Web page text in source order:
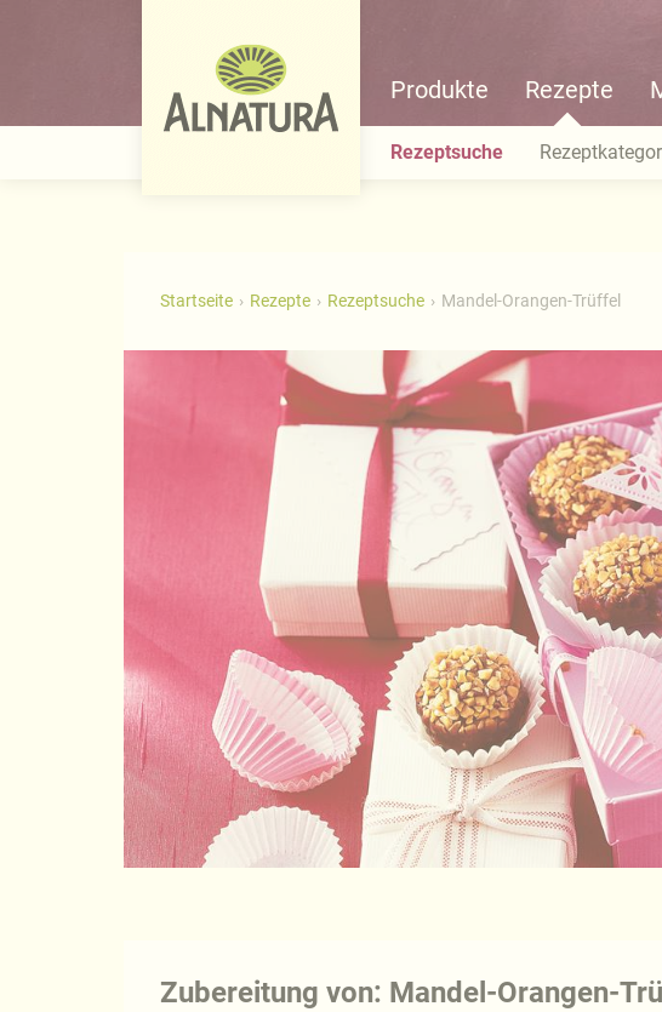
Produkte Rezepte
Rezeptsuche
Startseite Rezepte Rezeptsuche Mandel-Orangen-Trüffel
Zubereitung von: Mandel-Orangen-